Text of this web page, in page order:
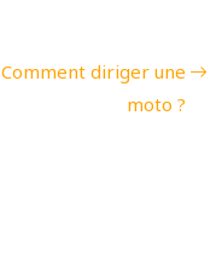
Comment diriger une
moto ?